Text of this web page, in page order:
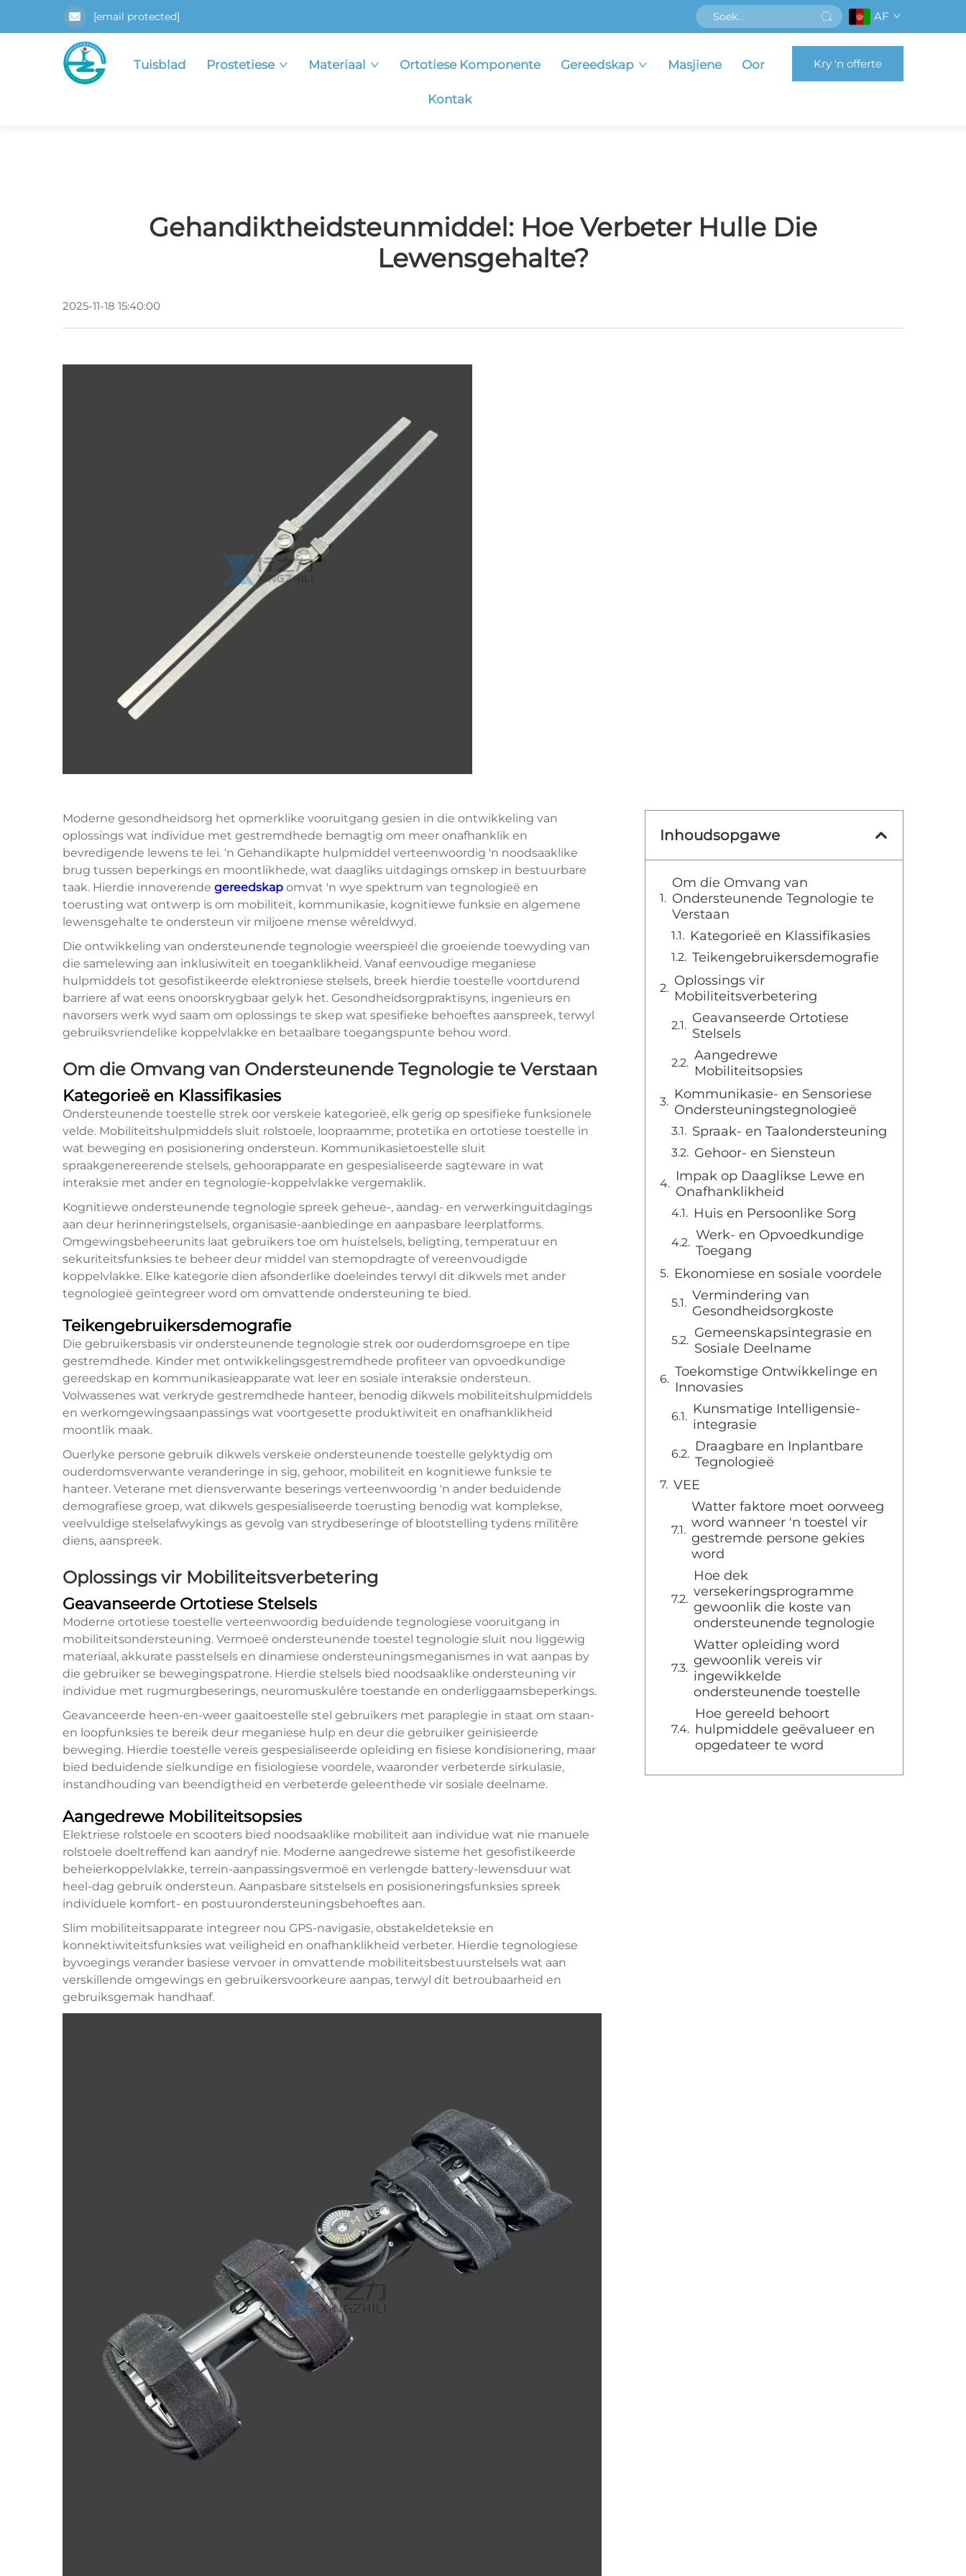
[email protected] AF
Tuisblad Prostetiese Materiaal Ortotiese Komponente Gereedskap Masjiene Oor
Kontak
Kry 'n offerte
Gehandiktheidsteunmiddel: Hoe Verbeter Hulle Die
Lewensgehalte?
2025-11-18 15:40:00
Moderne gesondheidsorg het opmerklike vooruitgang gesien in die ontwikkeling van
oplossings wat individue met gestremdhede bemagtig om meer onafhanklik en
bevredigende lewens te lei. 'n Gehandikapte hulpmiddel verteenwoordig 'n noodsaaklike
brug tussen beperkings en moontlikhede, wat daagliks uitdagings omskep in bestuurbare
taak. Hierdie innoverende gereedskap omvat 'n wye spektrum van tegnologieë en
toerusting wat ontwerp is om mobiliteit, kommunikasie, kognitiewe funksie en algemene
lewensgehalte te ondersteun vir miljoene mense wêreldwyd.
Die ontwikkeling van ondersteunende tegnologie weerspieël die groeiende toewyding van
die samelewing aan inklusiwiteit en toeganklikheid. Vanaf eenvoudige meganiese
hulpmiddels tot gesofistikeerde elektroniese stelsels, breek hierdie toestelle voortdurend
barriere af wat eens onoorskrygbaar gelyk het. Gesondheidsorgpraktisyns, ingenieurs en
navorsers werk wyd saam om oplossings te skep wat spesifieke behoeftes aanspreek, terwyl
gebruiksvriendelike koppelvlakke en betaalbare toegangspunte behou word.
Om die Omvang van Ondersteunende Tegnologie te Verstaan
Kategorieë en Klassifikasies
Ondersteunende toestelle strek oor verskeie kategorieë, elk gerig op spesifieke funksionele
velde. Mobiliteitshulpmiddels sluit rolstoele, loopraamme, protetika en ortotiese toestelle in
wat beweging en posisionering ondersteun. Kommunikasietoestelle sluit
spraakgenereerende stelsels, gehoorapparate en gespesialiseerde sagteware in wat
interaksie met ander en tegnologie-koppelvlakke vergemaklik.
Kognitiewe ondersteunende tegnologie spreek geheue-, aandag- en verwerkinguitdagings
aan deur herinneringstelsels, organisasie-aanbiedinge en aanpasbare leerplatforms.
Omgewingsbeheerunits laat gebruikers toe om huistelsels, beligting, temperatuur en
sekuriteitsfunksies te beheer deur middel van stemopdragte of vereenvoudigde
koppelvlakke. Elke kategorie dien afsonderlike doeleindes terwyl dit dikwels met ander
tegnologieë geïntegreer word om omvattende ondersteuning te bied.
Teikengebruikersdemografie
Die gebruikersbasis vir ondersteunende tegnologie strek oor ouderdomsgroepe en tipe
gestremdhede. Kinder met ontwikkelingsgestremdhede profiteer van opvoedkundige
gereedskap en kommunikasieapparate wat leer en sosiale interaksie ondersteun.
Volwassenes wat verkryde gestremdhede hanteer, benodig dikwels mobiliteitshulpmiddels
en werkomgewingsaanpassings wat voortgesette produktiwiteit en onafhanklikheid
moontlik maak.
Ouerlyke persone gebruik dikwels verskeie ondersteunende toestelle gelyktydig om
ouderdomsverwante veranderinge in sig, gehoor, mobiliteit en kognitiewe funksie te
hanteer. Veterane met diensverwante beserings verteenwoordig 'n ander beduidende
demografiese groep, wat dikwels gespesialiseerde toerusting benodig wat komplekse,
veelvuldige stelselafwykings as gevolg van strydbeseringe of blootstelling tydens militêre
diens, aanspreek.
Oplossings vir Mobiliteitsverbetering
Geavanseerde Ortotiese Stelsels
Moderne ortotiese toestelle verteenwoordig beduidende tegnologiese vooruitgang in
mobiliteitsondersteuning. Vermoeë ondersteunende toestel tegnologie sluit nou liggewig
materiaal, akkurate passtelsels en dinamiese ondersteuningsmeganismes in wat aanpas by
die gebruiker se bewegingspatrone. Hierdie stelsels bied noodsaaklike ondersteuning vir
individue met rugmurgbeserings, neuromuskulêre toestande en onderliggaamsbeperkings.
Geavanceerde heen-en-weer gaaitoestelle stel gebruikers met paraplegie in staat om staan-
en loopfunksies te bereik deur meganiese hulp en deur die gebruiker geïnisieerde
beweging. Hierdie toestelle vereis gespesialiseerde opleiding en fisiese kondisionering, maar
bied beduidende sielkundige en fisiologiese voordele, waaronder verbeterde sirkulasie,
instandhouding van beendigtheid en verbeterde geleenthede vir sosiale deelname.
Aangedrewe Mobiliteitsopsies
Elektriese rolstoele en scooters bied noodsaaklike mobiliteit aan individue wat nie manuele
rolstoele doeltreffend kan aandryf nie. Moderne aangedrewe sisteme het gesofistikeerde
beheierkoppelvlakke, terrein-aanpassingsvermoë en verlengde battery-lewensduur wat
heel-dag gebruik ondersteun. Aanpasbare sitstelsels en posisioneringsfunksies spreek
individuele komfort- en postuurondersteuningsbehoeftes aan.
Slim mobiliteitsapparate integreer nou GPS-navigasie, obstakeldeteksie en
konnektiwiteitsfunksies wat veiligheid en onafhanklikheid verbeter. Hierdie tegnologiese
byvoegings verander basiese vervoer in omvattende mobiliteitsbestuurstelsels wat aan
verskillende omgewings en gebruikersvoorkeure aanpas, terwyl dit betroubaarheid en
gebruiksgemak handhaaf.
Inhoudsopgawe
Om die Omvang van
Ondersteunende Tegnologie te
Verstaan
Kategorieë en Klassifikasies
Teikengebruikersdemografie
Oplossings vir
Mobiliteitsverbetering
Geavanseerde Ortotiese
Stelsels
Aangedrewe
Mobiliteitsopsies
Kommunikasie- en Sensoriese
Ondersteuningstegnologieë
Spraak- en Taalondersteuning
Gehoor- en Siensteun
Impak op Daaglikse Lewe en
Onafhanklikheid
Huis en Persoonlike Sorg
Werk- en Opvoedkundige
Toegang
Ekonomiese en sosiale voordele
Vermindering van
Gesondheidsorgkoste
Gemeenskapsintegrasie en
Sosiale Deelname
Toekomstige Ontwikkelinge en
Innovasies
Kunsmatige Intelligensie-
integrasie
Draagbare en Inplantbare
Tegnologieë
VEE
Watter faktore moet oorweeg
word wanneer 'n toestel vir
gestremde persone gekies
word
Hoe dek
versekeringsprogramme
gewoonlik die koste van
ondersteunende tegnologie
Watter opleiding word
gewoonlik vereis vir
ingewikkelde
ondersteunende toestelle
Hoe gereeld behoort
hulpmiddele geëvalueer en
opgedateer te word